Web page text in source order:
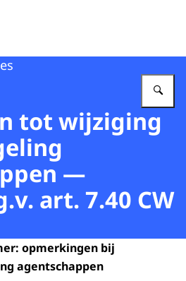
Algemene Rekenkamer
tot wijziging
—
art. 7.40 CW
opmerkingen bij
agentschappen